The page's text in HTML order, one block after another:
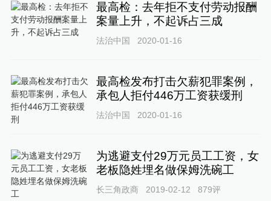
最高检：去年拒不支付劳动报酬
案量上升，不起诉占三成
法治中国 2020-01-16
最高检发布打击欠薪犯罪案例，
承包人拒付446万工资获缓刑
法治中国 2020-01-16
为逃避支付29万元员工工资，女
老板隐姓埋名做保姆洗碗工
长三角政商 2019-02-12 879评